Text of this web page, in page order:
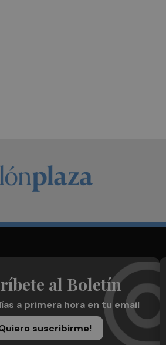
al Boletín
a primera hora en tu email
suscribirme!